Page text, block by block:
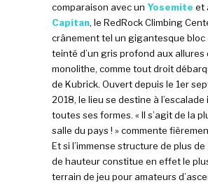
comparaison avec un Yosemite et
Capitan, le RedRock Climbing
crânement tel un gigantesque bloc
teinté d’un gris profond aux allures
monolithe, comme tout droit
de Kubrick. Ouvert depuis le 1er
2018, le lieu se destine à
toutes ses formes. « Il s’agit de la
salle du pays ! » commente
Et si l’immense structure de plus de
de hauteur constitue en effet le
terrain de jeu pour amateurs